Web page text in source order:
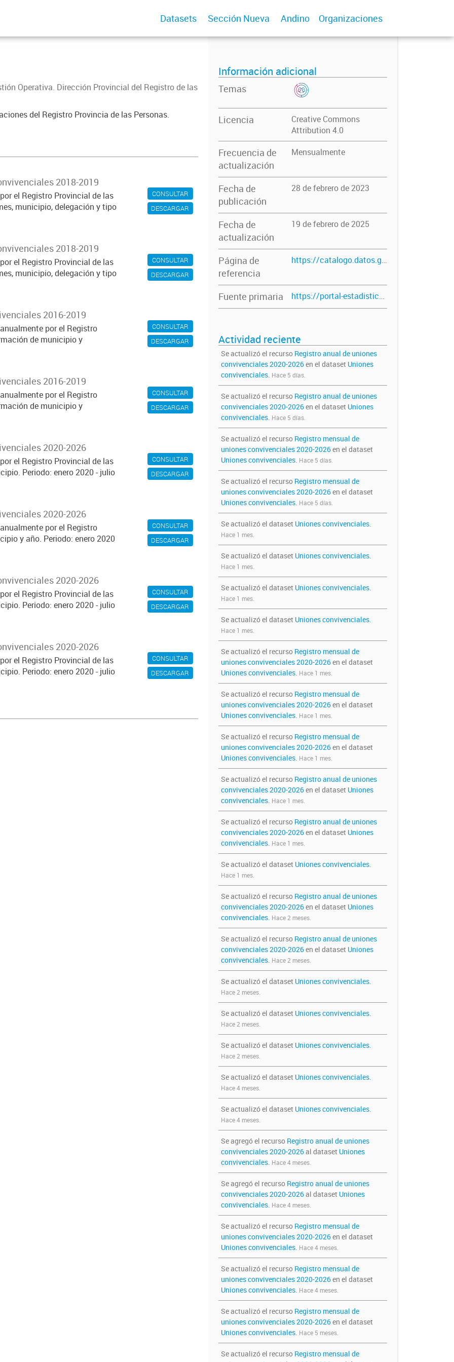
Datasets Sección Nueva Andino Organizaciones
Operativa. Dirección Provincial del Registro de las
del Registro Provincia de las Personas.
CONSULTAR
DESCARGAR
2018-2019
el Registro Provincial de las
municipio, delegación y tipo
CONSULTAR
DESCARGAR
2018-2019
el Registro Provincial de las
municipio, delegación y tipo
CONSULTAR
DESCARGAR
2016-2019
por el Registro
de municipio y
CONSULTAR
DESCARGAR
2016-2019
por el Registro
de municipio y
CONSULTAR
DESCARGAR
2020-2026
el Registro Provincial de las
Periodo: enero 2020 - julio
CONSULTAR
DESCARGAR
2020-2026
por el Registro
y año. Periodo: enero 2020
CONSULTAR
DESCARGAR
2020-2026
el Registro Provincial de las
Periodo: enero 2020 - julio
CONSULTAR
DESCARGAR
2020-2026
el Registro Provincial de las
Periodo: enero 2020 - julio
Información adicional
Temas
Licencia
Creative Commons
Attribution 4.0
Frecuencia de
actualización
Mensualmente
Fecha de
publicación
28 de febrero de 2023
Fecha de
actualización
19 de febrero de 2025
Página de
referencia
https://catalogo.datos.gba.gob.ar/dataset/uniones-convivenciales
Fuente primaria https://portal-estadistico.rpp.gba.gob.ar/publico/tema/4
Actividad reciente
Se actualizó el recurso Registro anual de uniones
convivenciales 2020-2026en el dataset Uniones
convivenciales. Hace 5 días.
Se actualizó el recurso Registro anual de uniones
convivenciales 2020-2026en el dataset Uniones
convivenciales. Hace 5 días.
Se actualizó el recurso Registro mensual de
uniones convivenciales 2020-2026en el dataset
Uniones convivenciales. Hace 5 días.
Se actualizó el recurso Registro mensual de
uniones convivenciales 2020-2026en el dataset
Uniones convivenciales. Hace 5 días.
Se actualizó el dataset Uniones convivenciales.
Hace 1 mes.
Se actualizó el dataset Uniones convivenciales.
Hace 1 mes.
Se actualizó el dataset Uniones convivenciales.
Hace 1 mes.
Se actualizó el dataset Uniones convivenciales.
Hace 1 mes.
Se actualizó el recurso Registro mensual de
uniones convivenciales 2020-2026en el dataset
Uniones convivenciales. Hace 1 mes.
Se actualizó el recurso Registro mensual de
uniones convivenciales 2020-2026en el dataset
Uniones convivenciales. Hace 1 mes.
Se actualizó el recurso Registro mensual de
uniones convivenciales 2020-2026en el dataset
Uniones convivenciales. Hace 1 mes.
Se actualizó el recurso Registro anual de uniones
convivenciales 2020-2026en el dataset Uniones
convivenciales. Hace 1 mes.
Se actualizó el recurso Registro anual de uniones
convivenciales 2020-2026en el dataset Uniones
convivenciales. Hace 1 mes.
Se actualizó el dataset Uniones convivenciales.
Hace 1 mes.
Se actualizó el recurso Registro anual de uniones
convivenciales 2020-2026en el dataset Uniones
convivenciales. Hace 2 meses.
Se actualizó el recurso Registro anual de uniones
convivenciales 2020-2026en el dataset Uniones
convivenciales. Hace 2 meses.
Se actualizó el dataset Uniones convivenciales.
Hace 2 meses.
Se actualizó el dataset Uniones convivenciales.
Hace 2 meses.
Se actualizó el dataset Uniones convivenciales.
Hace 2 meses.
Se actualizó el dataset Uniones convivenciales.
Hace 4 meses.
Se actualizó el dataset Uniones convivenciales.
Hace 4 meses.
Se agregó el recurso Registro anual de uniones
convivenciales 2020-2026al dataset Uniones
convivenciales. Hace 4 meses.
Se agregó el recurso Registro anual de uniones
convivenciales 2020-2026al dataset Uniones
convivenciales. Hace 4 meses.
Se actualizó el recurso Registro mensual de
uniones convivenciales 2020-2026en el dataset
Uniones convivenciales. Hace 4 meses.
Se actualizó el recurso Registro mensual de
uniones convivenciales 2020-2026en el dataset
Uniones convivenciales. Hace 4 meses.
Se actualizó el recurso Registro mensual de
uniones convivenciales 2020-2026en el dataset
Uniones convivenciales. Hace 5 meses.
Se actualizó el recurso Registro mensual de